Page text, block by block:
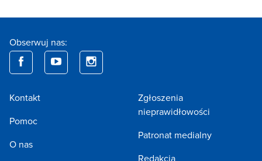
Obserwuj nas:
Kontakt
Pomoc
O nas
Zgłoszenia
nieprawidłowości
Patronat medialny
Redakcja